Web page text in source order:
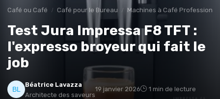
Café ou Café Café pour le Bureau Machines à Café
Test Jura Impressa F8 TFT :
l'expresso broyeur qui fait le
job
Béatrice Lavazza
Architecte des saveurs
19 janvier 2026 1 min de lecture
→ Je rejoins le club